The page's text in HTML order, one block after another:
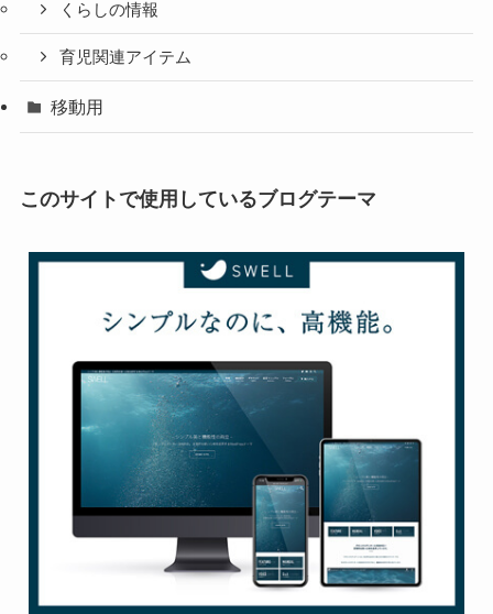
くらしの情報
育児関連アイテム
移動用
このサイトで使用しているブログテーマ